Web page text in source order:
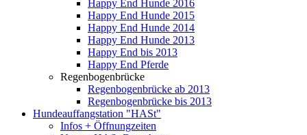
Happy End Hunde 2016
Happy End Hunde 2015
Happy End Hunde 2014
Happy End Hunde 2013
Happy End bis 2013
Happy End Pferde
Regenbogenbrücke
Regenbogenbrücke ab 2013
Regenbogenbrücke bis 2013
Hundeauffangstation "HASt"
Infos + Öffnungzeiten